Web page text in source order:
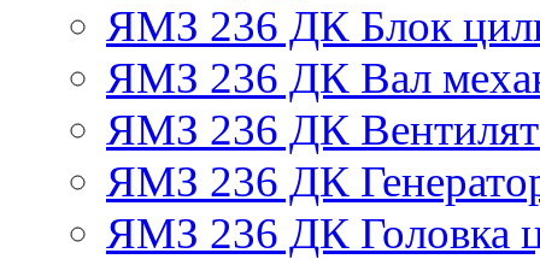
ЯМЗ 236 ДК Блок
ЯМЗ 236 ДК Вал
ЯМЗ 236 ДК
ЯМЗ 236 ДК
ЯМЗ 236 ДК Головка